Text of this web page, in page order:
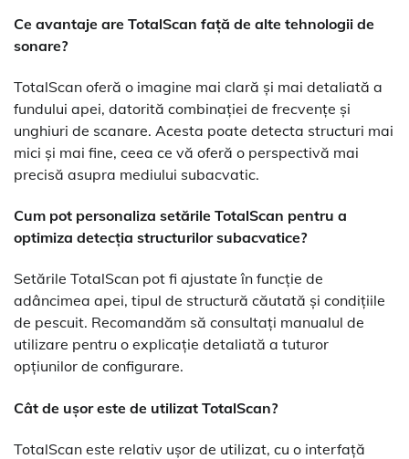
Ce avantaje are TotalScan față de alte tehnologii de
sonare?
TotalScan oferă o imagine mai clară și mai detaliată a
fundului apei, datorită combinației de frecvențe și
unghiuri de scanare. Acesta poate detecta structuri mai
mici și mai fine, ceea ce vă oferă o perspectivă mai
precisă asupra mediului subacvatic.
Cum pot personaliza setările TotalScan pentru a
optimiza detecția structurilor subacvatice?
Setările TotalScan pot fi ajustate în funcție de
adâncimea apei, tipul de structură căutată și condițiile
de pescuit. Recomandăm să consultați manualul de
utilizare pentru o explicație detaliată a tuturor
opțiunilor de configurare.
Cât de ușor este de utilizat TotalScan?
TotalScan este relativ ușor de utilizat, cu o interfață